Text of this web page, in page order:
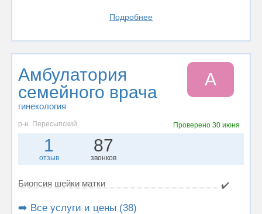
Подробнее
Амбулатория
семейного врача
гинекология
А
р-н. Пересыпский Проверено 30 июня
1
отзыв
87
звонков
Биопсия шейки матки ✔️
➡️ Все услуги и цены (38)